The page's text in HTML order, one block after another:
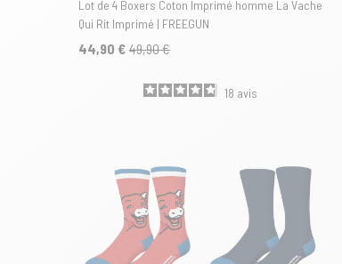
Lot de 4 Boxers Coton Imprimé homme La Vache
Qui Rit Imprimé | FREEGUN
44,90 € 49,90 €
18 avis